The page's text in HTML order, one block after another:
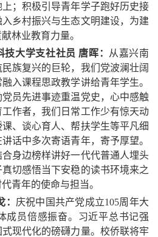
；积极引导青年学子跑好历史接
乡村振兴与生态文明建设，为建
林业教育力量。
大学支社社员 唐晖：
从嘉兴南
族复兴的巨轮，我们党波澜壮阔
入课程思政教学讲给青年学生。
员先进事迹重温党史，心中感触
作者，我们日常工作少有惊天动
、谈心育人、帮扶学生等平凡细
讲话中多次寄语青年，寄予厚望。
身边榜样讲好一代代普通人埋头
切感悟当下安稳的读书环境来之
青年的使命与担当。
庆祝中国共产党成立105周年大
成员倍感振奋。习近平总书记强
现代化的磅礴力量。校侨联将牢